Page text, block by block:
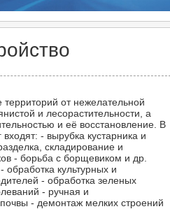
территорий от нежелательной
и лесорастительности, а
и её восстановление. В
- вырубка кустарника и
складирование и
- борьба с борщевиком и др.
обработка культурных и
- обработка зеленых
- ручная и
- демонтаж мелких строений